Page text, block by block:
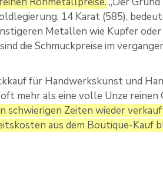
14 Karat (585),
Metallen wie Kupfer oder
die Schmuckpreise im
für Handwerkskunst und
mehr als eine volle Unze
schwierigen Zeiten wieder
aus dem Boutique-Kauf